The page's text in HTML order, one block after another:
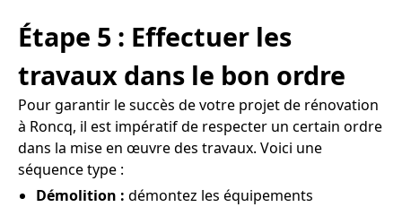
Étape 5 : Effectuer les
travaux dans le bon ordre
Pour garantir le succès de votre projet de rénovation
à Roncq, il est impératif de respecter un certain ordre
dans la mise en œuvre des travaux. Voici une
séquence type :
Démolition : démontez les équipements